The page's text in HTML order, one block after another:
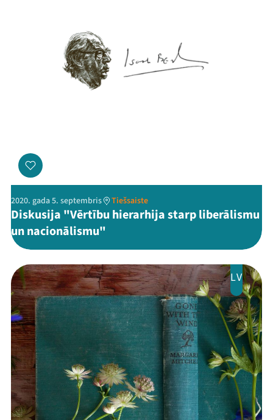
2020. gada 5. septembris Tiešsaiste
Diskusija "Vērtību hierarhija starp liberālismu
un nacionālismu"
LV